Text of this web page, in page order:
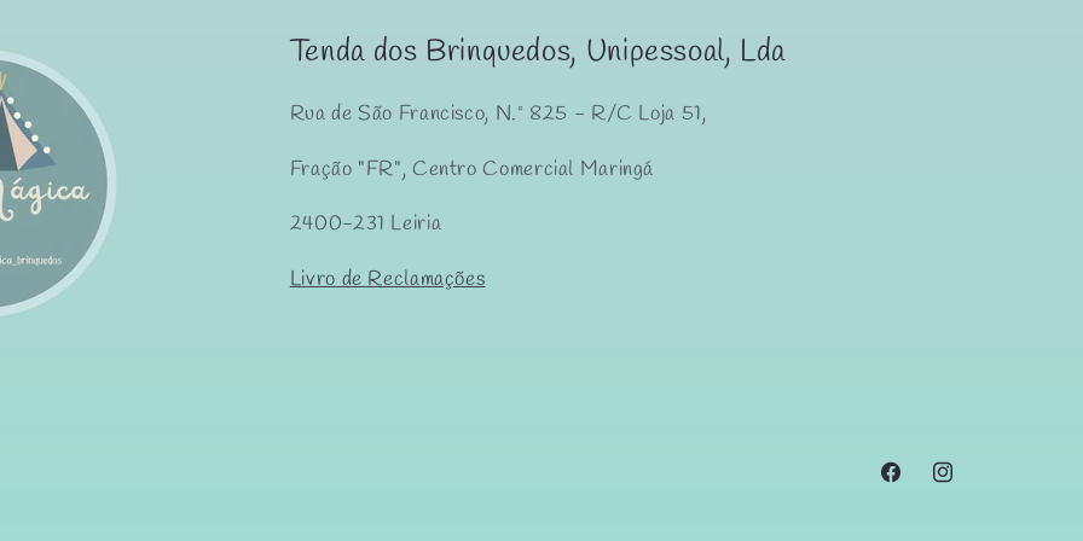
Tenda dos Brinquedos, Unipessoal, Lda
Rua de São Francisco, N.º 825 - R/C Loja 51,
Fração "FR", Centro Comercial Maringá
2400-231 Leiria
Livro de Reclamações
FacebookInstagram